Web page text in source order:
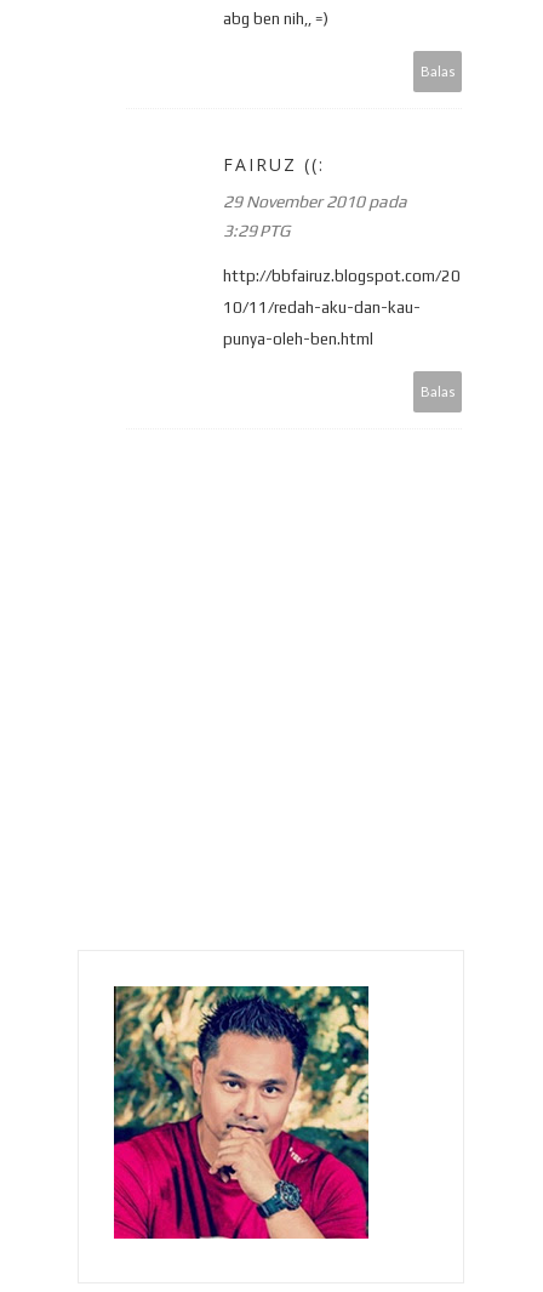
abg ben nih,, =)
Balas
FAIRUZ ((:
29 November 2010 pada
3:29 PTG
http://bbfairuz.blogspot.com/20
10/11/redah-aku-dan-kau-
punya-oleh-ben.html
Balas